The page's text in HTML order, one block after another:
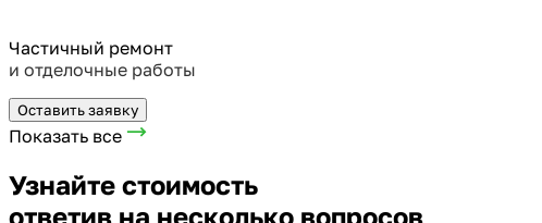
Частичный ремонт
и отделочные работы
Оставить заявку
Показать все
Узнайте стоимость
ответив на несколько вопросов